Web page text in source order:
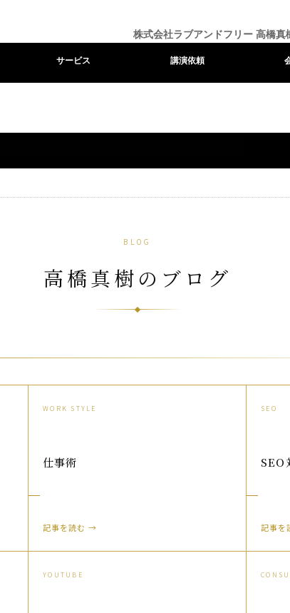
株式会社ラブアンドフリー 高橋真
サービス 講演依頼
BLOG
高橋真樹のブログ
WORK STYLE
仕事術
記事を読む →
SEO
SEO
記事
YOUTUBE